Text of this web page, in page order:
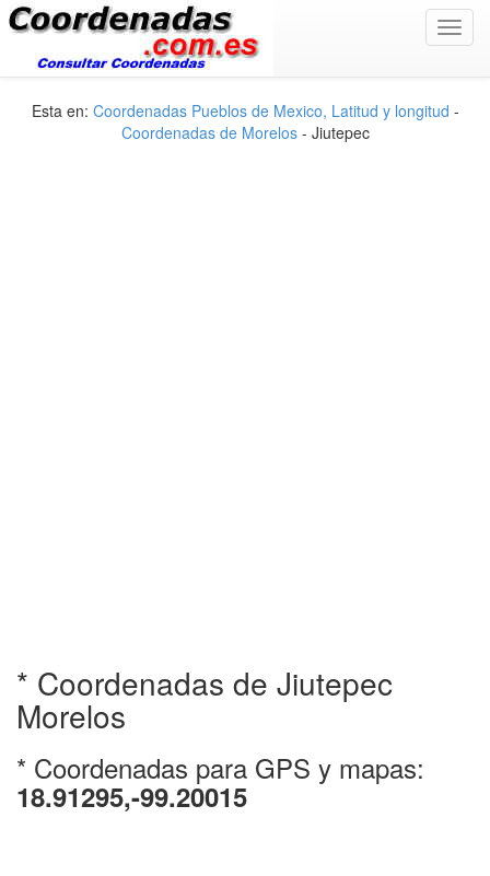
Esta en: Coordenadas Pueblos de Mexico, Latitud y longitud -
Coordenadas de Morelos- Jiutepec
* Coordenadas de Jiutepec
Morelos
* Coordenadas para GPS y mapas:
18.91295,-99.20015